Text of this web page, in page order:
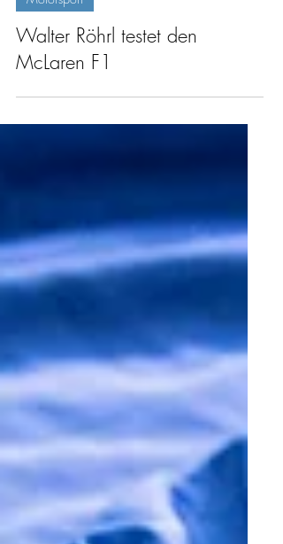
28. Juli 2024
Motorsport
Walter Röhrl testet den
McLaren F1